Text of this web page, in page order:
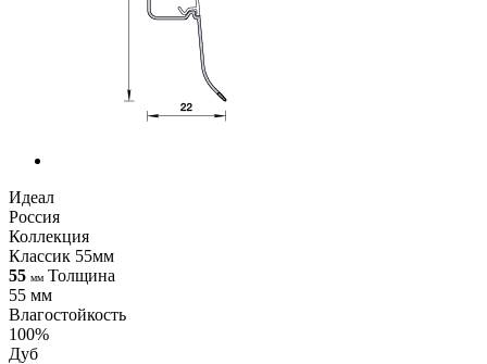
Идеал
Россия
Коллекция
Классик 55мм
55 мм Толщина
55 мм
Влагостойкость
100%
Дуб